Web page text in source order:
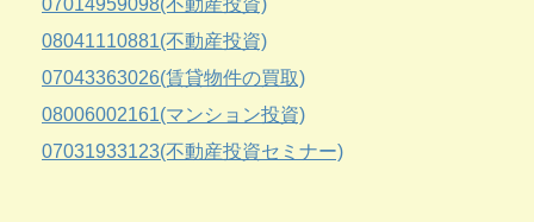
07014959098(不動産投資)
08041110881(不動産投資)
07043363026(賃貸物件の買取)
08006002161(マンション投資)
07031933123(不動産投資セミナー)